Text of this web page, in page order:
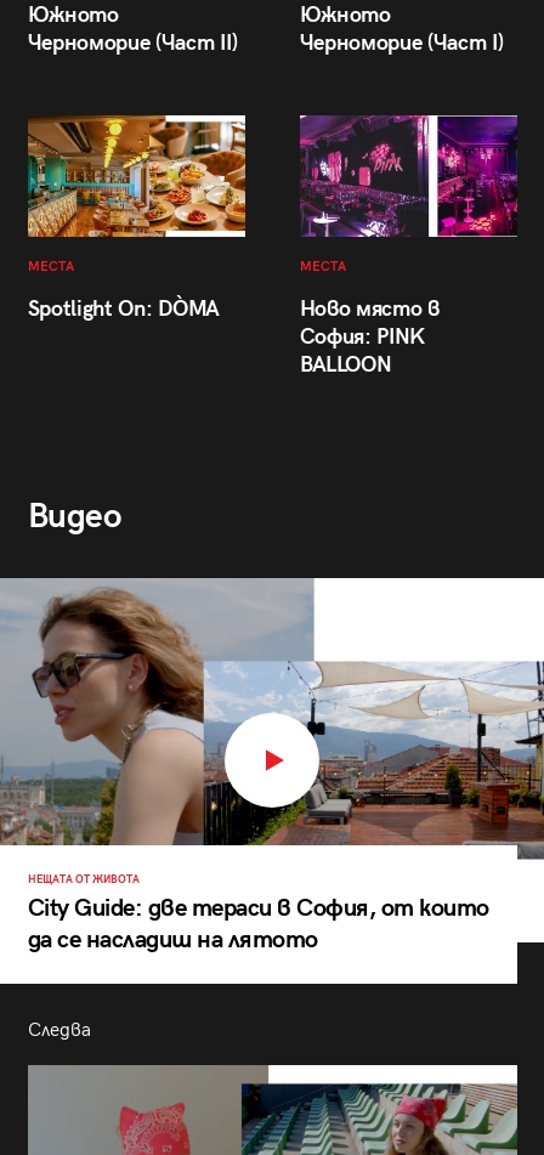
Южното
Черноморие (Част II)
Южното
Черноморие (Част I)
МЕСТА
Spotlight On: DÒMA
МЕСТА
Ново място в
София: PINK
BALLOON
Видео
НЕЩАТА ОТ ЖИВОТА
City Guide: две тераси в София, от които
да се насладиш на лятото
Следва